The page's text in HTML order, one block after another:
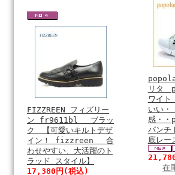
FIZZREEN フィズリー
ン fr9611bl ブラッ
ク 【可愛いキルトデザ
イン！ fizzreen 合
わせやすい、大活躍のト
ラッド スタイル】
17,380円(税込)
リタ
ワイ
いい・
感・
パンチ
底レー
在